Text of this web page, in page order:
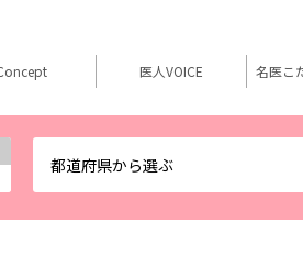
都道府県から選ぶ
医人VOICE 名医こ